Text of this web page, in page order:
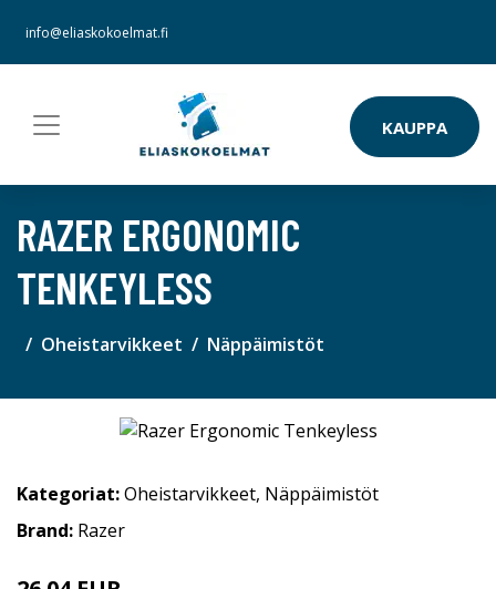
info@eliaskokoelmat.fi
KAUPPA
RAZER ERGONOMIC
TENKEYLESS
Oheistarvikkeet Näppäimistöt
Kategoriat:Oheistarvikkeet, Näppäimistöt
Brand: Razer